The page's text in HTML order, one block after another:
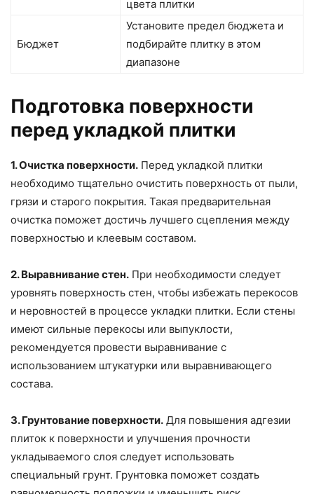
цвета плитки
Бюджет
Установите предел бюджета и
подбирайте плитку в этом
диапазоне
Подготовка поверхности
перед укладкой плитки
1. Очистка поверхности. Перед укладкой плитки
необходимо тщательно очистить поверхность от пыли,
грязи и старого покрытия. Такая предварительная
очистка поможет достичь лучшего сцепления между
поверхностью и клеевым составом.
2. Выравнивание стен. При необходимости следует
уровнять поверхность стен, чтобы избежать перекосов
и неровностей в процессе укладки плитки. Если стены
имеют сильные перекосы или выпуклости,
рекомендуется провести выравнивание с
использованием штукатурки или выравнивающего
состава.
3. Грунтование поверхности. Для повышения адгезии
плиток к поверхности и улучшения прочности
укладываемого слоя следует использовать
специальный грунт. Грунтовка поможет создать